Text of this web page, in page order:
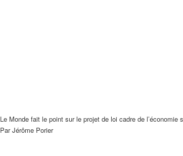
Le Monde fait le point sur le projet de loi cadre de
Par Jérôme Porier